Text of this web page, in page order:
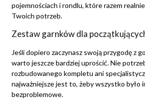
pojemnościach i rondlu, które razem
Twoich potrzeb.
Zestaw garnków dla
Jeśli dopiero zaczynasz swoją przygodę z
warto jeszcze bardziej uprościć. Nie
rozbudowanego kompletu ani
najważniejsze jest to, żeby wszystko było
bezproblemowe.